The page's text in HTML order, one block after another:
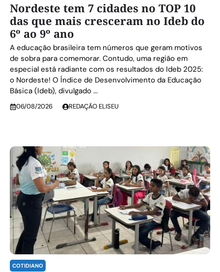
Nordeste tem 7 cidades no TOP 10
das que mais cresceram no Ideb do
6º ao 9º ano
A educação brasileira tem números que geram motivos
de sobra para comemorar. Contudo, uma região em
especial está radiante com os resultados do Ideb 2025:
o Nordeste! O Índice de Desenvolvimento da Educação
Básica (Ideb), divulgado ...
06/08/2026 REDAÇÃO ELISEU
COTIDIANO